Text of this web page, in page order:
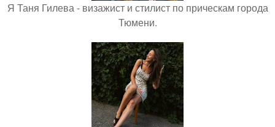
Я Таня Гилева - визажист и стилист по прическам города
Тюмени.